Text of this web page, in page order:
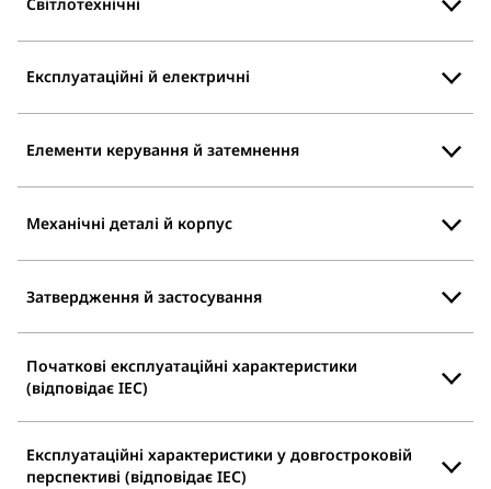
Експлуатаційні й електричні
Елементи керування й затемнення
Механічні деталі й корпус
Затвердження й застосування
Початкові експлуатаційні характеристики
(відповідає IEC)
Експлуатаційні характеристики у довгостроковій
перспективі (відповідає IEC)